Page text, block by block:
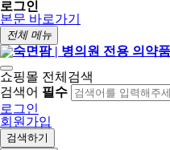
로그인
본문 바로가기
전체 메뉴
쇼핑몰 전체검색
검색어 필수
로그인
회원가입
검색하기